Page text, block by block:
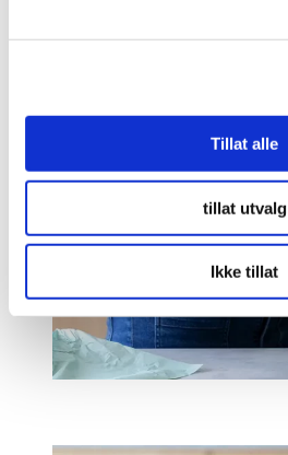
Tillat alle
tillat utvalg
Ikke tillat